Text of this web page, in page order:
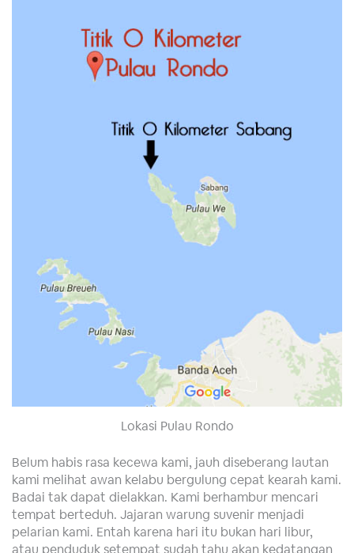
Lokasi Pulau Rondo
Belum habis rasa kecewa kami, jauh diseberang lautan
kami melihat awan kelabu bergulung cepat kearah kami.
Badai tak dapat dielakkan. Kami berhambur mencari
tempat berteduh. Jajaran warung suvenir menjadi
pelarian kami. Entah karena hari itu bukan hari libur,
atau penduduk setempat sudah tahu akan kedatangan